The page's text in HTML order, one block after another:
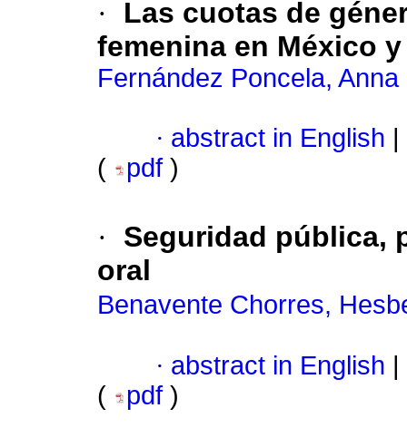
·
Las cuotas de
femenina en México
Fernández Poncela,
· abstract in English
(
pdf )
·
Seguridad pública,
oral
Benavente Chorres,
· abstract in English
(
pdf )